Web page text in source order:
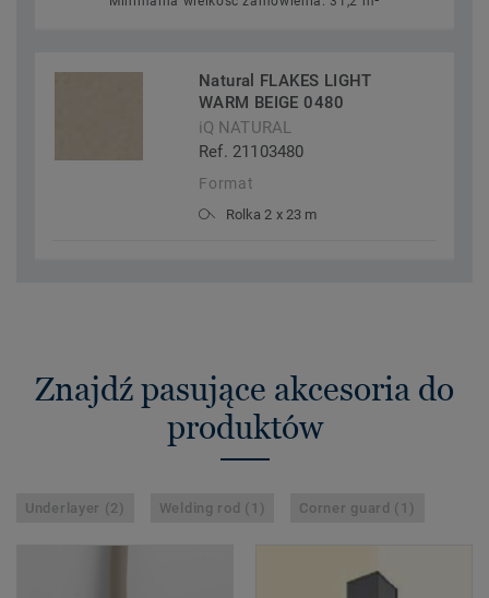
Natural FLAKES LIGHT
WARM BEIGE 0480
iQ NATURAL
Ref. 21103480
Format
Rolka 2 x 23 m
Znajdź pasujące akcesoria do
produktów
Underlayer (2) Welding rod (1) Corner guard (1)